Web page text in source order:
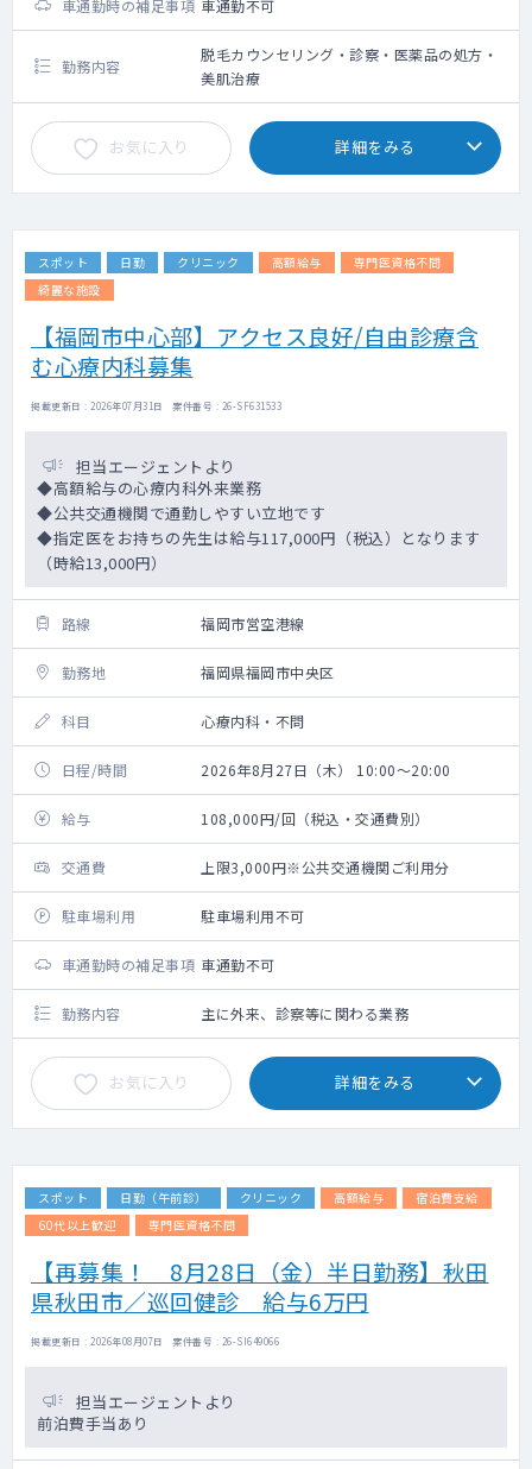
車通勤時の補足事項 車通勤不可
勤務内容
脱毛カウンセリング・診察・医薬品の処方・
美肌治療
お気に入り 詳細をみる
スポット 日勤 クリニック 高額給与
専門医資格不問
綺麗な施設
【福岡市中心部】アクセス良好/自由診療含
む心療内科募集
掲載更新日 : 2026年07月31日 案件番号 : 26-SF631533
担当エージェントより
◆高額給与の心療内科外来業務
◆公共交通機関で通勤しやすい立地です
◆指定医をお持ちの先生は給与117,000円（税込）となります
（時給13,000円）
路線 福岡市営空港線
勤務地 福岡県福岡市中央区
科目 心療内科・不問
日程/時間 2026年8月27日（木） 10:00～20:00
給与 108,000円/回（税込・交通費別）
交通費 上限3,000円※公共交通機関ご利用分
駐車場利用 駐車場利用不可
車通勤時の補足事項 車通勤不可
勤務内容 主に外来、診察等に関わる業務
お気に入り 詳細をみる
スポット 日勤（午前診） クリニック 高額給与
宿泊費支給
60代以上歓迎
専門医資格不問
【再募集！ 8月28日（金）半日勤務】秋田
県秋田市／巡回健診 給与6万円
掲載更新日 : 2026年08月07日 案件番号 : 26-SI649066
担当エージェントより
前泊費手当あり